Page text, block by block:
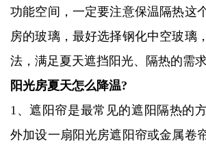
功能空间，一定要注意保温隔热这
房的玻璃，最好选择钢化中空玻璃
法，满足夏天遮挡阳光、隔热的需求
阳光房夏天怎么降温?
1、遮阳帘是最常见的遮阳隔热的
外加设一扇阳光房遮阳帘或金属卷